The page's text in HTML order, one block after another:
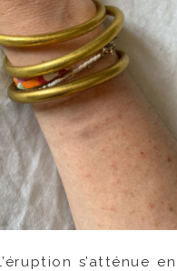
s’atténue